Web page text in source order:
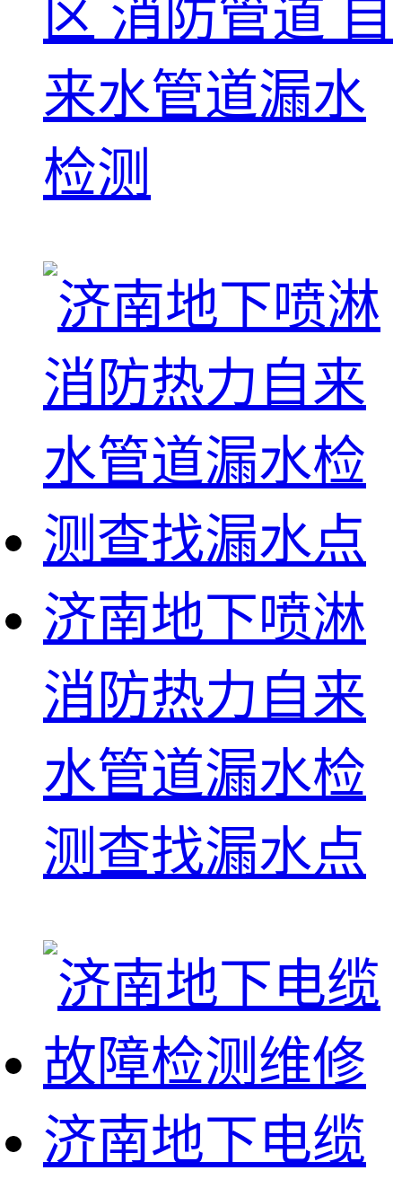
区 消防管道 自
来水管道漏水
检测
济南地下喷淋
消防热力自来
水管道漏水检
测查找漏水点
济南地下电缆